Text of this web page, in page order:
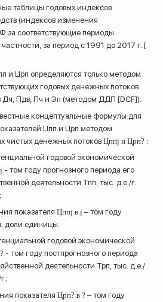
таблицы годовых индексов
(индексов изменения
за соответствующие периоды
за период с 1991 до 2017 г. [
и Црп определяются только методом
годовых денежных потоков
Дч, Пдв, Пч и Эп (методом ДДП [DCF]).
концептуальные формулы для
Цпп и Црп методом
чистых денежных потоковЦппj и Црп? :
годовой экономической
j - том году прогнозного периода его
деятельности Тпп, тыс. д.е./г.
показателяЦппj в j – том году
доли единицы.
годовой экономической
? - том году постпрогнозного периода
деятельности Трп, тыс. д.е./
показателяЦрп? в ? – том году